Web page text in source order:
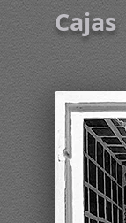
Cajas